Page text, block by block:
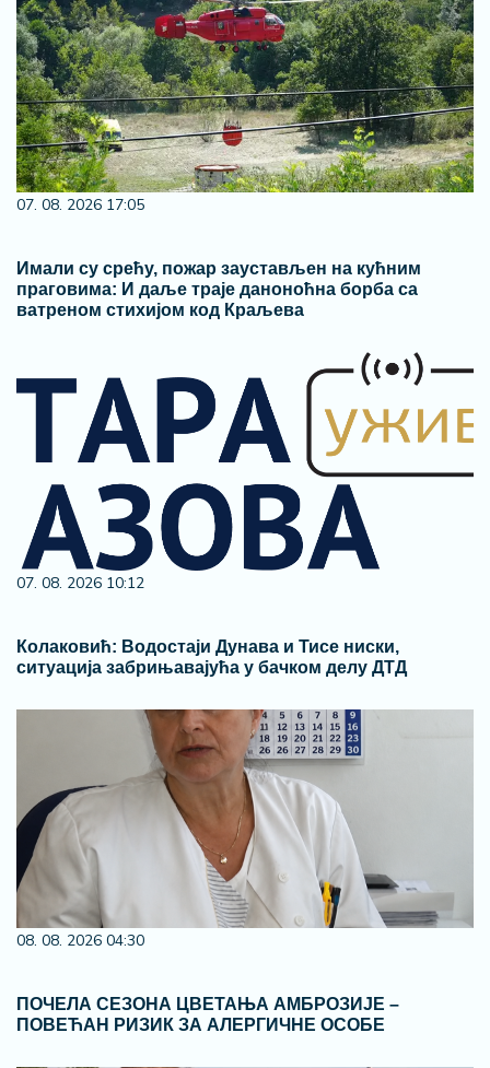
07. 08. 2026 17:05
Имали су срећу, пожар заустављен на кућним
праговима: И даље траје даноноћна борба са
ватреном стихијом код Краљева
07. 08. 2026 10:12
Колаковић: Водостаји Дунава и Тисе ниски,
ситуација забрињавајућа у бачком делу ДТД
08. 08. 2026 04:30
ПОЧЕЛА СЕЗОНА ЦВЕТАЊА АМБРОЗИЈЕ –
ПОВЕЋАН РИЗИК ЗА АЛЕРГИЧНЕ ОСОБЕ